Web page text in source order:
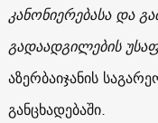
კანონიერებასა და
გადაადგილების
აზერბაიჯანის
განცხადებაში.